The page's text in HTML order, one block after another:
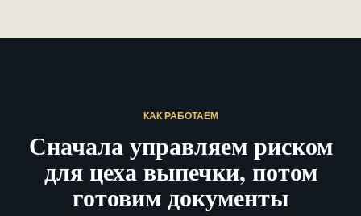
КАК РАБОТАЕМ
Сначала управляем риском
для цеха выпечки, потом
готовим документы